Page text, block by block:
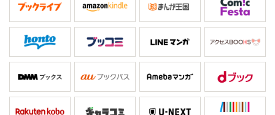
ないの!! 女の独り暮らしだと思って甘く見んじゃないわよ!!」と大
声でまくしたてる!! その手には鍋に入ったラーメン!? 嗣人を見て
驚き鍋を落とす。鍋ごと食ってたわけだ。資料本を渡して帰ろう
とすると藍のお腹が大きな音を。昨夜は夕食も取らずに寝てしま
ったのでラーメンが一番手っ取り早いと思って、としどろもどろ
は煙草を一服。呆れる嗣人に編集長には言わないでくれと頼む
藍。そんな事はしないが、この落差はあんまりだ。そういえば藍
が描く中年男は、まるで親父そのもの。まさか…!?